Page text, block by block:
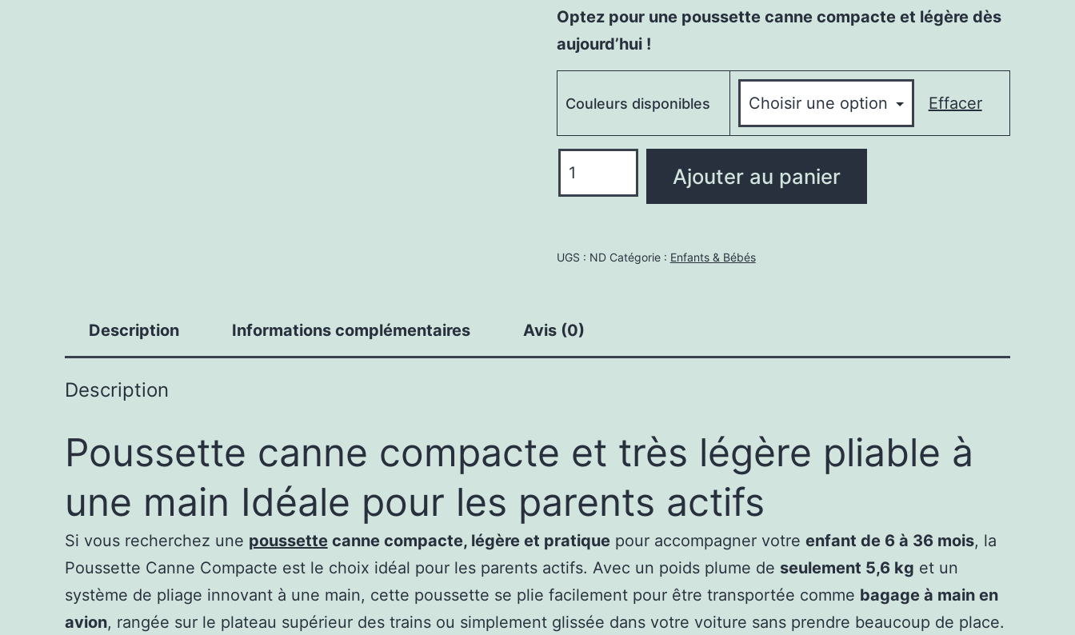
Optez pour une poussette canne compacte et légère dès
aujourd’hui !
Couleurs disponibles Effacer
de
Compacte
5.6
Ajouter au panier
UGS : ND Catégorie : Enfants & Bébés
Description Informations complémentaires Avis (0)
Description
Poussette canne compacte et très légère pliable à
une main Idéale pour les parents actifs
Si vous recherchez une poussettecanne compacte, légère et pratiquepour accompagner votre enfant de 6 à 36 mois, la
Poussette Canne Compacte est le choix idéal pour les parents actifs. Avec un poids plume de seulement 5,6 kg et un
système de pliage innovant à une main, cette poussette se plie facilement pour être transportée comme bagage à main en
avion, rangée sur le plateau supérieur des trains ou simplement glissée dans votre voiture sans prendre beaucoup de place.